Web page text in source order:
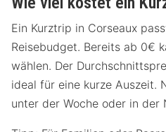
Ein Kurztrip in Corseaux
Reisebudget. Bereits ab 0€
wählen. Der
ideal für eine kurze Auszeit.
unter der Woche oder in der